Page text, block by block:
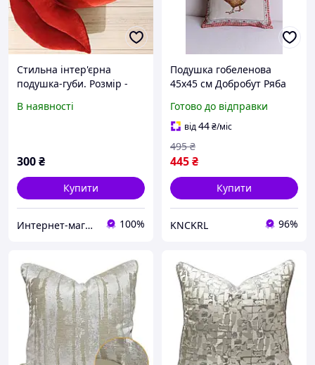
Стильна інтер'єрна
подушка-губи. Розмір -
В наявності
300₴
Купити
Интернет-магазин Паула 100%
Подушка гобеленова
45х45 см Добробут Ряба
Готово до відправки
від44₴/міс
445₴
495 ₴
Купити
KNCKRL 96%